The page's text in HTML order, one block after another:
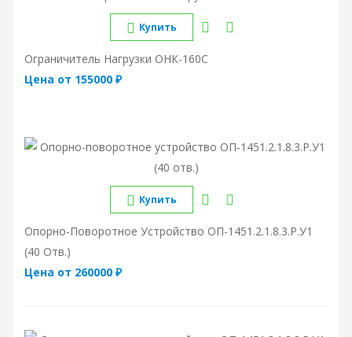
Купить
Ограничитель Нагрузки ОНК-160С
Цена от 155000 ₽
Купить
Опорно-Поворотное Устройство ОП-1451.2.1.8.3.Р.У1
(40 Отв.)
Цена от 260000 ₽